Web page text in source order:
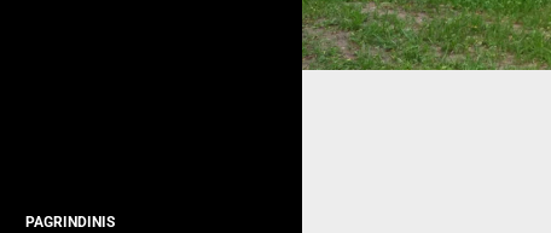
PAGRINDINIS